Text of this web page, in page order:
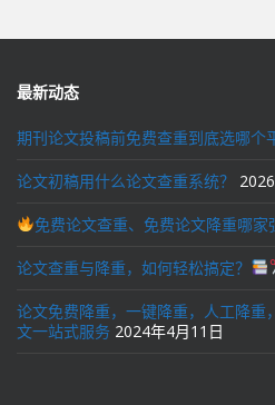
航
最新动态
期刊论文投稿前免费查重到底选哪个
论文初稿用什么论文查重系统？
免费论文查重、免费论文降重哪家
论文查重与降重，如何轻松搞定？
论文免费降重，一键降重，人工降重
文一站式服务 2024年4月11日